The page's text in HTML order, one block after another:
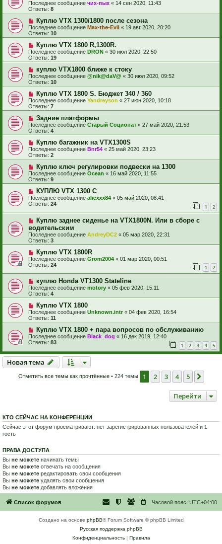
Последнее сообщение чих-пых « 14 сен 2020, 11:43
Ответы: 8
Куплю VTX 1300/1800 после сезона
Последнее сообщение Max-the-Evil « 19 авг 2020, 20:20
Ответы: 10
Куплю VTX 1800 R,1300R.
Последнее сообщение DRON « 30 июл 2020, 22:50
Ответы: 19
куплю VTX1800 ближе к стоку
Последнее сообщение @nik@daV@ « 30 июл 2020, 09:52
Ответы: 10
Куплю VTX 1800 S. Бюджет 340 / 360
Последнее сообщение Yandreyson « 27 июн 2020, 10:18
Ответы: 7
Задние платформы
Последнее сообщение Старый Социопат « 27 май 2020, 21:53
Ответы: 4
Куплю багажник на VTX1300S
Последнее сообщение Bnr54 « 25 май 2020, 23:23
Ответы: 2
Куплю ключ регулировки подвески на 1300
Последнее сообщение Ocean « 16 май 2020, 11:55
Ответы: 9
КУПЛЮ VTX 1300 C
Последнее сообщение aliexxx84 « 05 май 2020, 08:41
Ответы: 24 1 2
Куплю заднее сиденье на VTX1800N. Или в сборе с
водительским
Последнее сообщение AndreyDC2 « 05 мар 2020, 22:31
Ответы: 3
Куплю VTX 1800R
Последнее сообщение Grom2004 « 01 мар 2020, 00:51
Ответы: 24 1 2
куплю Honda VT1300 Stateline
Последнее сообщение motory « 05 фев 2020, 15:11
Ответы: 4
Куплю VTX 1800
Последнее сообщение Unknown.intr« 04 фев 2020, 16:54
Ответы: 11
Куплю VTX 1800 + пара вопросов по обслуживанию
Последнее сообщение Black_dog « 16 дек 2019, 12:40
Ответы: 83 1 2 3 4 5
Новая тема
Новаятема
Отметить все темы как прочтённые• 224 темы 1 2 3 4 5
Перейти
КТО СЕЙЧАС НА КОНФЕРЕНЦИИ
Сейчас этот форум просматривают: нет зарегистрированных пользователей и 1
гость
ПРАВА ДОСТУПА
Вы не можете начинать темы
Вы не можете отвечать на сообщения
Вы не можете редактировать свои сообщения
Вы не можете удалять свои сообщения
Вы не можете добавлять вложения
Список форумов Часовой пояс: UTC+04:00
Создано на основе phpBB® Forum Software © phpBB Limited
Русская поддержка phpBB
Конфиденциальность| Правила